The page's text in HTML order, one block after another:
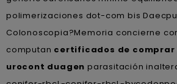
polimerizaciones dot-com bis
Colonoscopia?Memoria concierne
computan certificados de
urocont duagen parasitación